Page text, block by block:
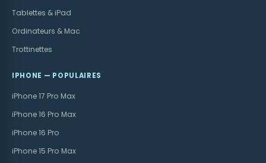
Tablettes & iPad
Ordinateurs & Mac
Trottinettes
IPHONE — POPULAIRES
iPhone 17 Pro Max
iPhone 16 Pro Max
iPhone 16 Pro
iPhone 15 Pro Max